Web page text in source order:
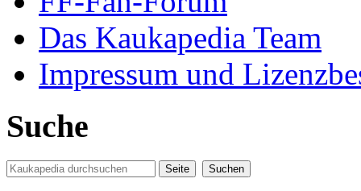
Das Kaukapedia Team
Impressum und
Suche